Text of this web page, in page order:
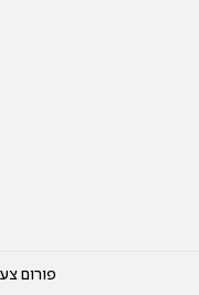
פורום